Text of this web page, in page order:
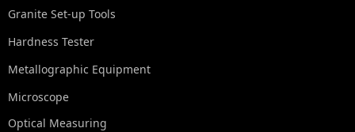
Granite Set-up Tools
Hardness Tester
Metallographic Equipment
Microscope
Optical Measuring